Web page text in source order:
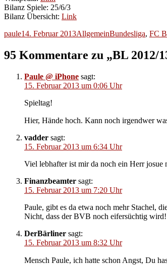
Bilanz Spiele: 25/6/3
Bilanz Übersicht: Link
Autor
pauleVeröffentlicht
14. Februar 2013Kategorien
AllgemeinSchlagwörter
Bundesliga, FC
95 Kommentare zu „BL 2012/
Paule @ iPhone sagt:
15. Februar 2013 um 0:06 Uhr
Spieltag!
Hier, Hände hoch. Kann noch irgendwer
vadder sagt:
15. Februar 2013 um 6:34 Uhr
Viel lebhafter ist mir da noch ein Herr
Finanzbeamter sagt:
15. Februar 2013 um 7:20 Uhr
Paule, gibt es da etwa noch mehr Stachel,
Nicht, dass der BVB noch eifersüchtig wird!
DerBärliner sagt:
15. Februar 2013 um 8:32 Uhr
Mensch Paule, ich hatte schon Angst, Du